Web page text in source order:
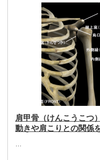
肩甲骨（けんこうこつ
動きや肩こりとの関係
…